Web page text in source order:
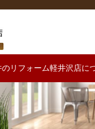
のリフォーム軽井沢店に
フォームで一番大切なこ
５つの約束
リフォームの流れ
スタッフ紹介
・アフターサポートに